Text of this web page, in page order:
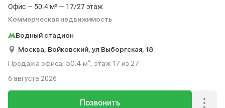
Офис — 50.4 м² — 17/27 этаж
Коммерческая недвижимость
Водный стадион
Москва, Войковский, ул Выборгская, 18
Продажа офиса, 50.4 м², этаж 17 из 27.
Позвонить
6 августа 2026